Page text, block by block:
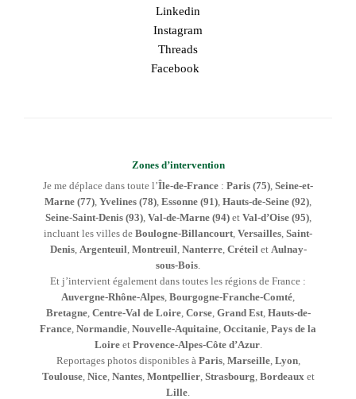
Linkedin
Instagram
Threads
Facebook
Zones d’intervention
Je me déplace dans toute l’Île-de-France : Paris (75) Seine-et-
Marne (77) Yvelines (78) Essonne (91) Hauts-de-Seine (92)
Seine-Saint-Denis (93), Val-de-Marne (94)et Val-d’Oise (95),
incluant les villes de Boulogne-Billancourt Versailles Saint-
Denis, Argenteuil Montreuil Nanterre, Créteil et Aulnay-
sous-Bois
Et j’intervient également dans toutes les régions de France :
Auvergne-Rhône-Alpes Bourgogne-Franche-Comté
Bretagne, Centre-Val de Loire, Corse, Grand Est, Hauts-de-
France Normandie Nouvelle-Aquitaine Occitanie Pays de la
Loireet Provence-Alpes-Côte d’Azur.
Reportages photos disponibles à Paris, Marseille, Lyon,
Toulouse, Nice, Nantes, Montpellier, Strasbourg Bordeaux et
Lille